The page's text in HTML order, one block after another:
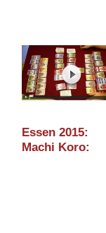
Essen 2015:
Machi Koro: